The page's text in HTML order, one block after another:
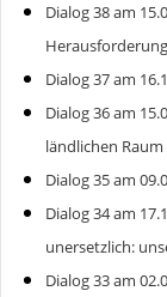
Dialog 38 am
Dialog 37 am
Dialog 36 am
ländlichen Raum
Dialog 35 am
Dialog 34 am
unersetzlich:
Dialog 33 am